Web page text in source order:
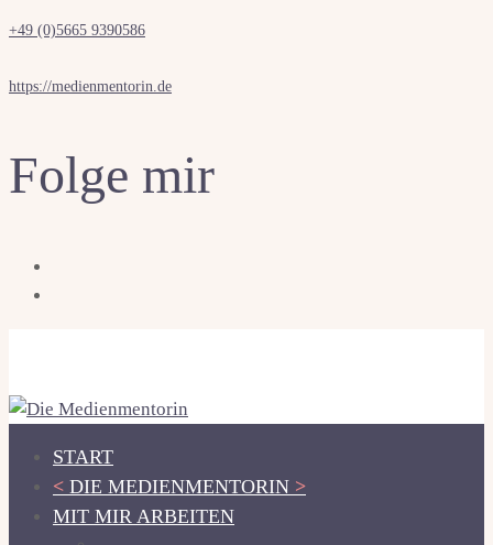
+49 (0)5665 9390586‬
https://medienmentorin.de
Folge mir
START
< DIE MEDIENMENTORIN >
MIT MIR ARBEITEN